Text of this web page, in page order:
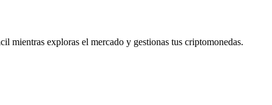
mientras exploras el mercado y gestionas tus criptomonedas.